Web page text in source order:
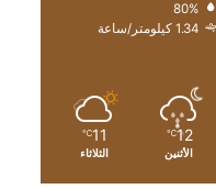
80%
1.34 كيلومتر/ساعة
12
℃
الأثنين
11
℃
الثلاثاء